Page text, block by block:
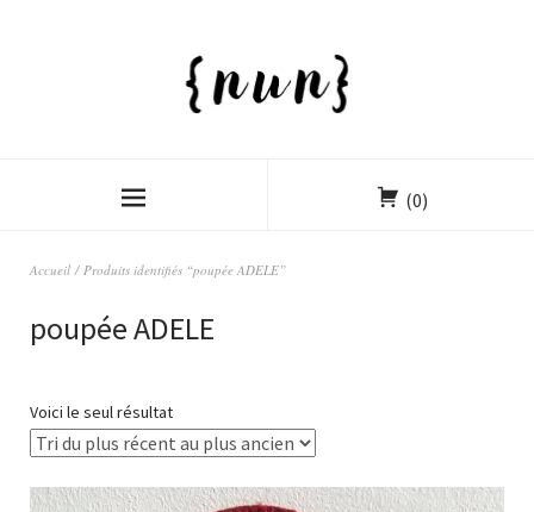
(0)
Accueil / Produits identifiés “poupée ADELE”
poupée ADELE
Voici le seul résultat